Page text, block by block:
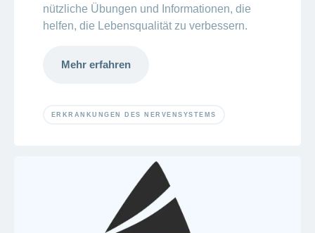
nützliche Übungen und Informationen, die
helfen, die Lebensqualität zu verbessern.
Mehr erfahren
ERKRANKUNGEN DES NERVENSYSTEMS